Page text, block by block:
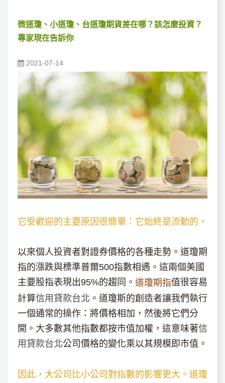
微道瓊、小道瓊、台道瓊期貨差在哪？該怎麼投資？
專家現在告訴你
2021-07-14
它受歡迎的主要原因很簡單：它始終是流動的。
以來個人投資者對證券價格的各種走勢。道瓊期
指的漲跌與標準普爾500指數相遇。這兩個美國
主要股指表現出95%的趨同。 道瓊期指值很容易
計算信用貸款台北 。道瓊斯的創造者讓我們執行
一個通常的操作：將價格相加，然後將它們分
開。大多數其他指數都按市值加權，這意味著信
用貸款台北公司價格的變化乘以其規模即市值。
因此，大公司比小公司對指數的影響更大。道瓊